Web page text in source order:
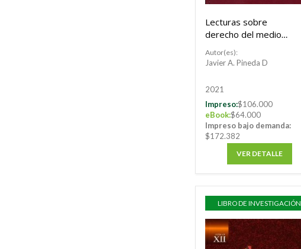
Lecturas sobre
derecho del medio
ambiente. Tomo XXI
Autor(es):
Javier A. Pineda D
2021
Impreso:$106.000
eBook:$64.000
Impreso bajo demanda:
$172.382
VER DETALLE
LIBRO DE INVESTIGACIÓN